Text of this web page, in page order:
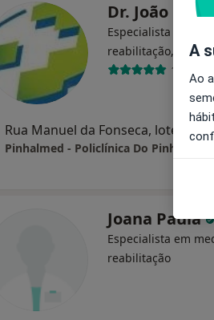
Dr. João
Especialista em
reabilitação,
1 opinião
Pinhalmed - Policlínica Do Pinhal Novo
Joana Paula
Especialista em
reabilitação
A
Ao